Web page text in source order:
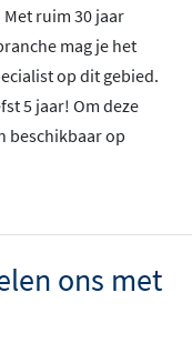
ruim 30 jaar
mag je het
op dit gebied.
5 jaar! Om deze
beschikbaar op
ons met